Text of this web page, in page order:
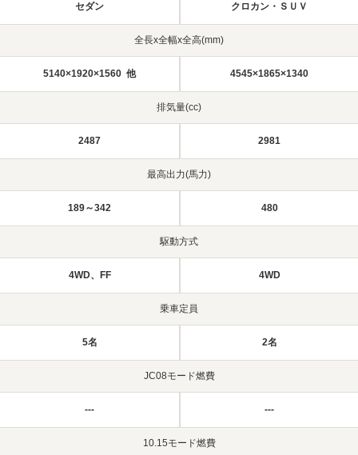
セダン クロカン・ＳＵＶ
全長x全幅x全高(mm)
5140×1920×1560 他 4545×1865×1340
排気量(cc)
2487 2981
最高出力(馬力)
189～342 480
駆動方式
4WD、FF 4WD
乗車定員
5名 2名
JC08モード燃費
--- ---
10.15モード燃費